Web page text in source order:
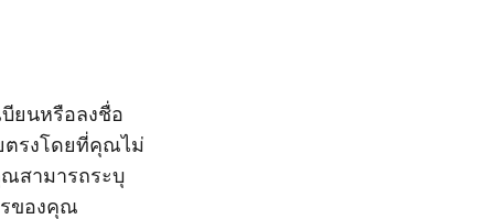
ยนหรือลงชื่อ
ตรงโดยที่คุณไม่
ณสามารถระบุ
รของคุณ